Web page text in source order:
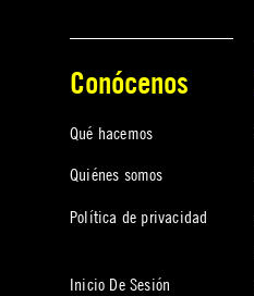
Conócenos
Qué hacemos
Quiénes somos
Política de privacidad
Inicio De Sesión